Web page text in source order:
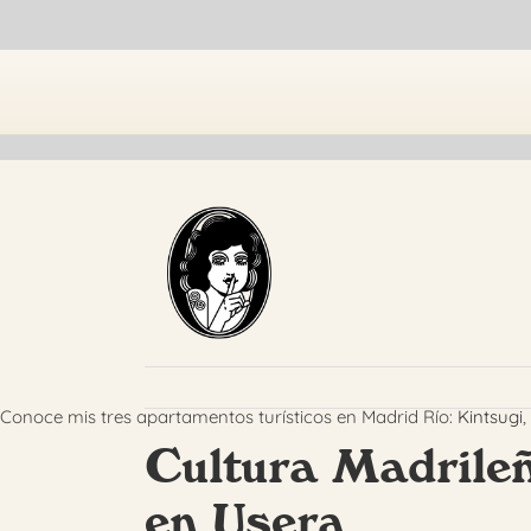
Conoce mis tres apartamentos turísticos en Madrid Río: Kintsugi,
Cultura
en Usera